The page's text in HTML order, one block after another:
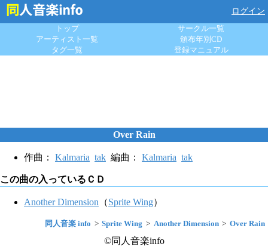
ログイン
トップ
サークル一覧
アーティスト一覧
頒布年別CD
タグ一覧
登録マニュアル
Over Rain
作曲： Kalmaria tak 編曲： Kalmaria tak
この曲の入っているＣＤ
Another Dimension （Sprite Wing）
同人音楽 info Sprite Wing Another Dimension Over Rain
©同人音楽info